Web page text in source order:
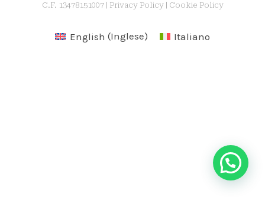
C.F. 13478151007 | Privacy Policy| Cookie Policy
English (Inglese) Italiano